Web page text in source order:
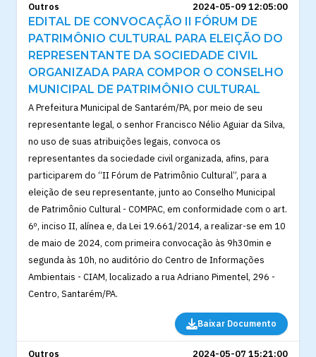
Outros 2024-05-09 12:05:00
EDITAL DE CONVOCAÇÃO II FÓRUM DE
PATRIMÔNIO CULTURAL PARA ELEIÇÃO DO
REPRESENTANTE DA SOCIEDADE CIVIL
ORGANIZADA PARA COMPOR O CONSELHO
MUNICIPAL DE PATRIMÔNIO CULTURAL
A Prefeitura Municipal de Santarém/PA, por meio de seu
representante legal, o senhor Francisco Nélio Aguiar da Silva,
no uso de suas atribuições legais, convoca os
representantes da sociedade civil organizada, afins, para
participarem do “II Fórum de Patrimônio Cultural”, para a
eleição de seu representante, junto ao Conselho Municipal
de Patrimônio Cultural - COMPAC, em conformidade com o art.
6º, inciso II, alínea e, da Lei 19.661/2014, a realizar-se em 10
de maio de 2024, com primeira convocação às 9h30min e
segunda às 10h, no auditório do Centro de Informações
Ambientais - CIAM, localizado a rua Adriano Pimentel, 296 -
Centro, Santarém/PA.
Baixar Documento
Outros 2024-05-07 15:21:00